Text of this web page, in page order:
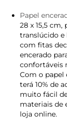
Papel
28 x 15,5
translúcido e
com fitas
encerado
confortáveis
Com o papel
terá 10% de
muito fácil
materiais de
loja online.